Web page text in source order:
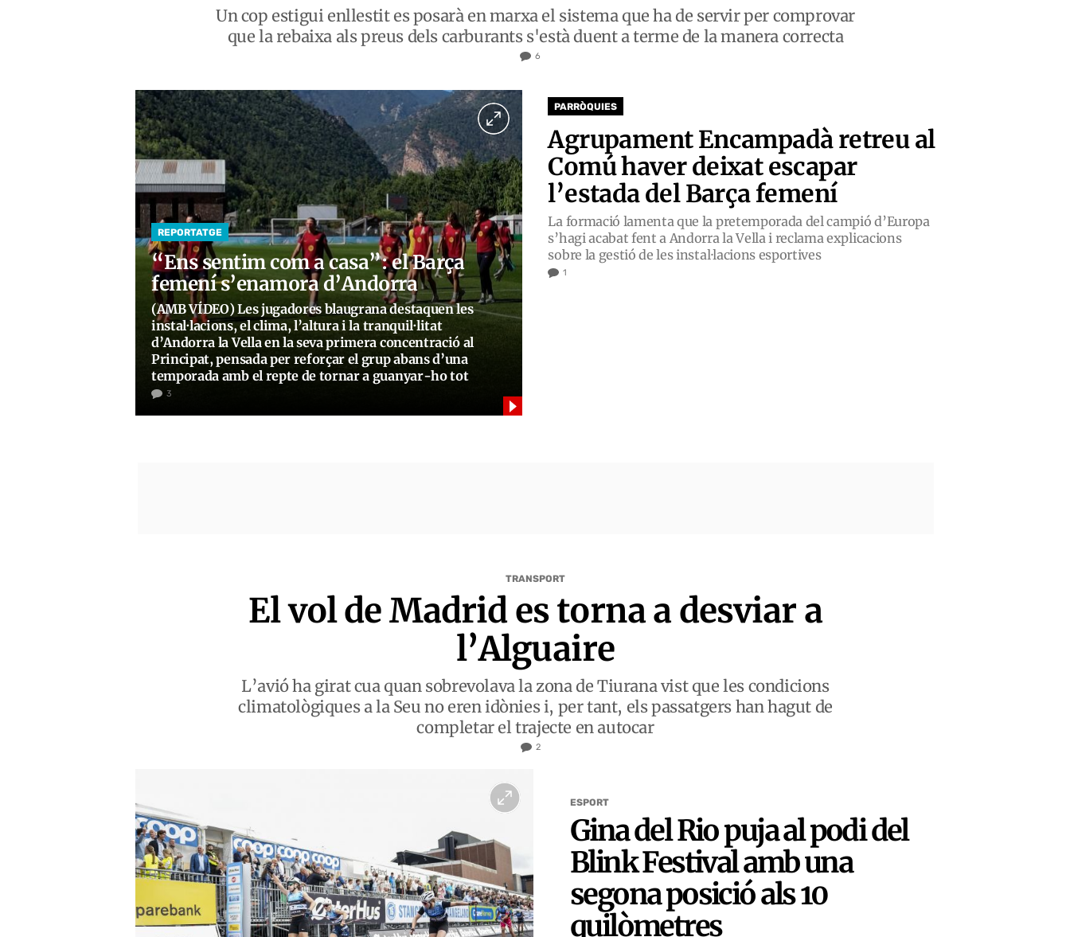
Un cop estigui enllestit es posarà en marxa el sistema que ha de servir per comprovar
que la rebaixa als preus dels carburants s'està duent a terme de la manera correcta
6
REPORTATGE
“Ens sentim com a casa”: el Barça
femení s’enamora d’Andorra
(AMB VÍDEO) Les jugadores blaugrana destaquen les
instal·lacions, el clima, l’altura i la tranquil·litat
d’Andorra la Vella en la seva primera concentració al
Principat, pensada per reforçar el grup abans d’una
temporada amb el repte de tornar a guanyar-ho tot
3
PARRÒQUIES
Agrupament Encampadà retreu al
Comú haver deixat escapar
l’estada del Barça femení
La formació lamenta que la pretemporada del campió d’Europa
s’hagi acabat fent a Andorra la Vella i reclama explicacions
sobre la gestió de les instal·lacions esportives
1
TRANSPORT
El vol de Madrid es torna a desviar a
l’Alguaire
L’avió ha girat cua quan sobrevolava la zona de Tiurana vist que les condicions
climatològiques a la Seu no eren idònies i, per tant, els passatgers han hagut de
completar el trajecte en autocar
2
ESPORT
Gina del Rio puja al podi del
Blink Festival amb una
segona posició als 10
quilòmetres